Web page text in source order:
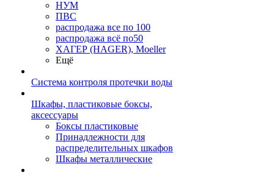
НУМ
ПВС
распродажа все по 100
распродажа всё по50
ХАГЕР (HAGER), Moeller
Ещё
Система контроля протечки воды
Шкафы, пластиковые боксы,
аксессуары
Боксы пластиковые
Принадлежности для
распределительных шкафов
Шкафы металлические